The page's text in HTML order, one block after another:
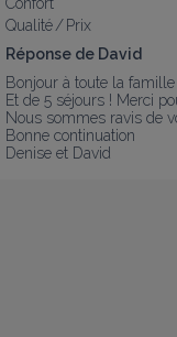
Qualité / Prix
Réponse de David
Bonjour à toute la famille
Et de 5 séjours ! Merci
Nous sommes ravis de
Bonne continuation
Denise et David